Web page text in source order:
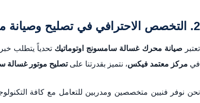
2. التخصص الاحترافي في تصليح وصيانة محركات غسالات سامسونج الأوتوماتيكية
تعتبر صيانة محرك غسالة سامسونج اوتوماتيك تحدياً يتطلب
في مركز معتمد فيكس، نتميز بقدرتنا علىتصليح موتور غسالة
نحن نوفر فنيين متخصصين ومدربين للتعامل مع كافة